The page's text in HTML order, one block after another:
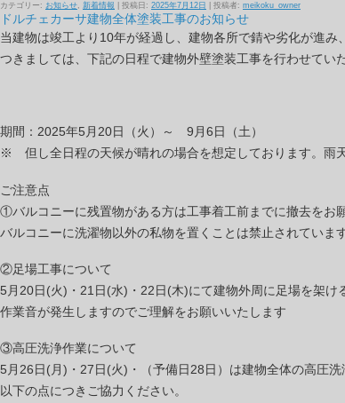
カテゴリー: お知らせ, 新着情報 | 投稿日: 2025年7月12日 投稿者: meikoku_owner
ドルチェカーサ建物全体塗装工事のお知らせ
当建物は竣工より10年が経過し、建物各所で錆や劣化が進み
つきましては、下記の日程で建物外壁塗装工事を行わせて
期間：2025年5月20日（火）～ 9月6日（土）
※ 但し全日程の天候が晴れの場合を想定しております。雨
ご注意点
①バルコニーに残置物がある方は工事着工前までに撤去をお
バルコニーに洗濯物以外の私物を置くことは禁止されていま
②足場工事について
5月20日(火)・21日(水)・22日(木)にて建物外周に足場を架け
作業音が発生しますのでご理解をお願いいたします
③高圧洗浄作業について
5月26日(月)・27日(火)・（予備日28日）は建物全体の高圧洗
以下の点につきご協力ください。